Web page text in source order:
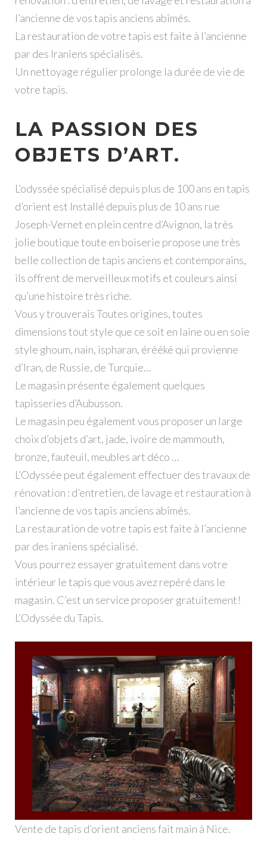
l’ancienne de vos tapis anciens abîmés.
La restauration de votre tapis est faite à l’ancienne
par des Iraniens spécialisés.
Un nettoyage régulier prolonge la durée de vie de
votre tapis.
LA PASSION DES
OBJETS D’ART.
L’odyssée spécialisé depuis plus de 100 ans en tapis
d’orient est Installé depuis plus de 10 ans rue
Joseph-Vernet en plein centre d’Avignon, la très
jolie boutique toute en boiserie propose une très
belle collection de tapis anciens et contemporains,
ils offrent de merveilleux motifs et couleurs ainsi
qu’une histoire très riche.
Vous y trouverais Toutes origines, toutes
dimensions tout style que ce soit en laine ou en soie
style ghoum, nain, ispharan, érééké qui provienne
d’Iran, de Russie, de Turquie…
Le magasin présente également quelques
tapisseries d’Aubusson.
Le magasin peu également vous proposer un large
choix d’objets d’art, jade, ivoire de mammouth,
bronze, fauteuil, meubles art déco …
L’Odyssée peut également effectuer des travaux de
rénovation : d’entretien, de lavage et restauration à
l’ancienne de vos tapis anciens abîmés.
La restauration de votre tapis est faite à l’ancienne
par des iraniens spécialisé.
Vous pourrez essayer gratuitement dans votre
intérieur le tapis que vous avez repéré dans le
magasin. C’est un service proposer gratuitement!
L’Odyssée du Tapis.
Vente de tapis d’orient anciens fait main à Nice.